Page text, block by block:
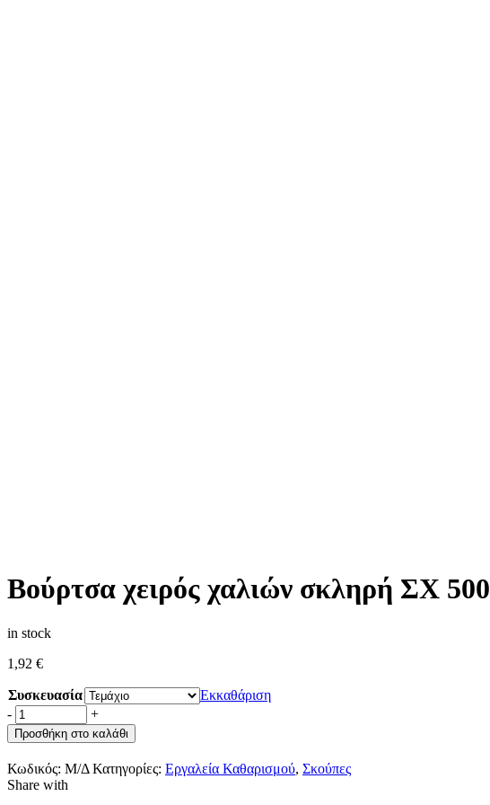
Βούρτσα χειρός χαλιών σκληρή ΣΧ 500
in stock
1,92 €
Συσκευασία
Εκκαθάριση
-
+
Προσθήκη στο καλάθι
Κωδικός: Μ/Δ Κατηγορίες: Εργαλεία Καθαρισμού, Σκούπες
Share with